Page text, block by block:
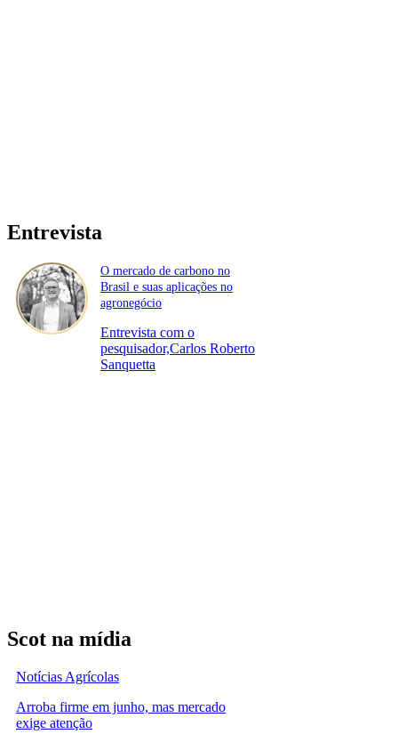
Entrevista
O mercado de carbono no
Brasil e suas aplicações no
agronegócio
Entrevista com o
pesquisador,Carlos Roberto
Sanquetta
Scot na mídia
Notícias Agrícolas
Arroba firme em junho, mas mercado
exige atenção